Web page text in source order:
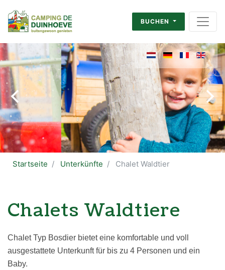
BUCHEN
Startseite Unterkünfte Chalet Waldtier
Chalets Waldtiere
Chalet Typ Bosdier bietet eine komfortable und voll
ausgestattete Unterkunft für bis zu 4 Personen und ein
Baby.